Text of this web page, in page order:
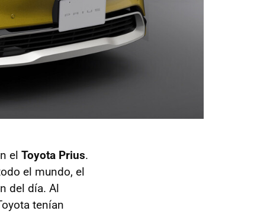
el Toyota Prius.
el mundo, el
del día. Al
tenían